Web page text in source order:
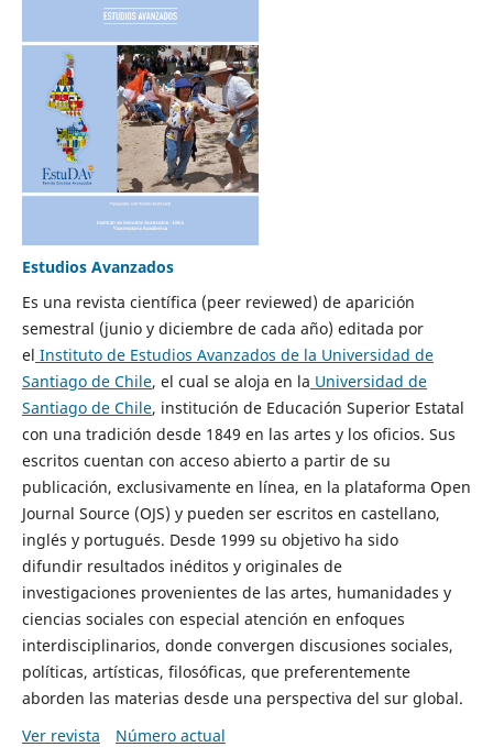
Estudios Avanzados
Es una revista científica (peer reviewed) de aparición
semestral (junio y diciembre de cada año) editada por
el Instituto de Estudios Avanzados de la Universidad de
Santiago de Chile, el cual se aloja en la Universidad de
Santiago de Chile, institución de Educación Superior Estatal
con una tradición desde 1849 en las artes y los oficios. Sus
escritos cuentan con acceso abierto a partir de su
publicación, exclusivamente en línea, en la plataforma Open
Journal Source (OJS) y pueden ser escritos en castellano,
inglés y portugués. Desde 1999 su objetivo ha sido
difundir resultados inéditos y originales de
investigaciones provenientes de las artes, humanidades y
ciencias sociales con especial atención en enfoques
interdisciplinarios, donde convergen discusiones sociales,
políticas, artísticas, filosóficas, que preferentemente
aborden las materias desde una perspectiva del sur global.
Ver revista
Número actual